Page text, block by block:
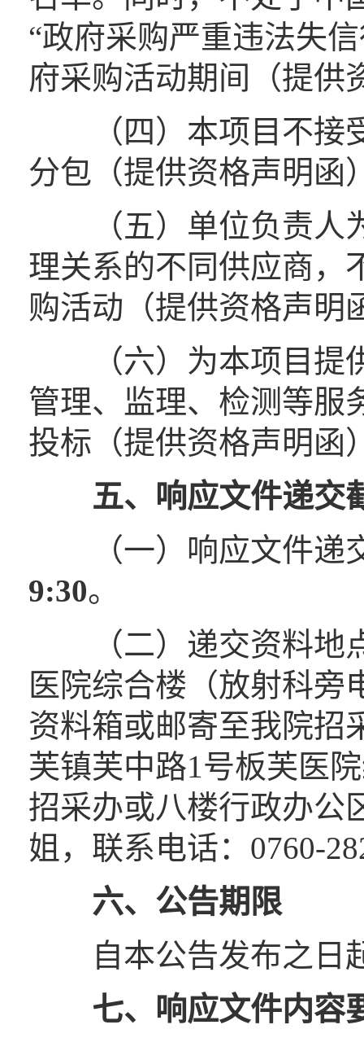
“政府采购严重违法失
府采购活动期间（提供
（四）本项目不接受
分包（提供资格声明函
（五）单位负责人为
理关系的不同供应商，
购活动（提供资格声明
（六）为本项目提供
管理、监理、检测等服
投标（提供资格声明函
五、 响应文件递交
（一）响应文件递
9:30。
（二）递交资料地点
医院综合楼（放射科旁
资料箱或邮寄至我院招
芙镇芙中路1号板芙医
招采办或八楼行政办公
姐，联系电话：0760-
六、 公告期限
自本公告发布之日
七、 响应文件内容